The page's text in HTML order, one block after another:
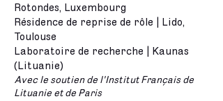
Rotondes, Luxembourg
Résidence de reprise de rôle | Lido,
Toulouse
Laboratoire de recherche | Kaunas
(Lituanie)
Avec le soutien de l'Institut Français de
Lituanie et de Paris